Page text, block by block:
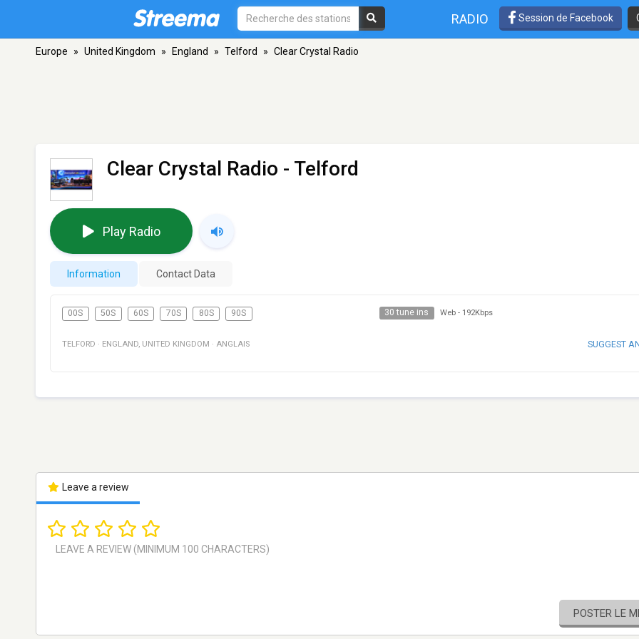
RADIO Session de Facebook
Europe » United Kingdom » England » Telford » Clear Crystal Radio
Clear Crystal Radio - Telford
Play Radio
Information Contact Data
00S 50S 60S 70S 80S 90S 30 tune ins Web - 192Kbps
TELFORD · ENGLAND, UNITED KINGDOM · ANGLAIS SUGGEST
Leave a review
POSTER LE